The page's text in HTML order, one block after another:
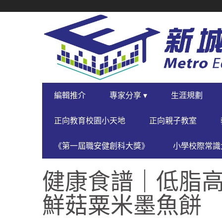
NAVIGATION
PRIMARY
NAVIGATION
編輯推介 專家分享 ▾ 生涯規劃
正向教育校園小天地 正向親子教室
《第一屆職安健創科大獎》 小學校際常
健康食譜｜低脂
鮮菇粟米墨魚餅